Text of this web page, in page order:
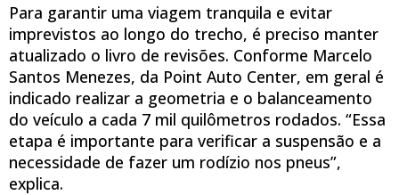
Para garantir uma viagem tranquila e evitar
imprevistos ao longo do trecho, é preciso manter
atualizado o livro de revisões. Conforme Marcelo
Santos Menezes, da Point Auto Center, em geral é
indicado realizar a geometria e o balanceamento
do veículo a cada 7 mil quilômetros rodados. “Essa
etapa é importante para verificar a suspensão e a
necessidade de fazer um rodízio nos pneus”,
explica.